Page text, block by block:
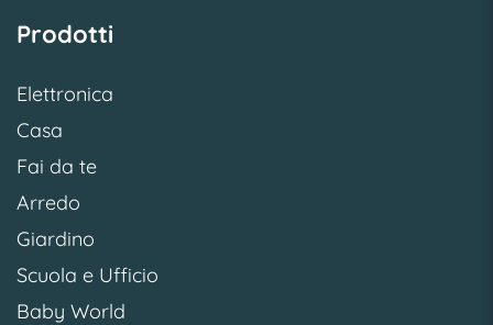
Prodotti
Elettronica
Casa
Fai da te
Arredo
Giardino
Scuola e Ufficio
Baby World